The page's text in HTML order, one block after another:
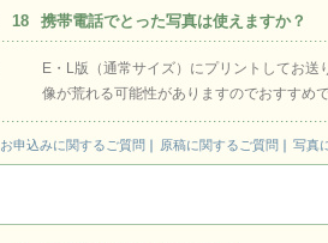
18 携帯電話でとった写真は使えますか？
E・L版（通常サイズ）にプリントしてお
像が荒れる可能性がありますのでおすすめ
お申込みに関するご質問 原稿に関するご質問 写真